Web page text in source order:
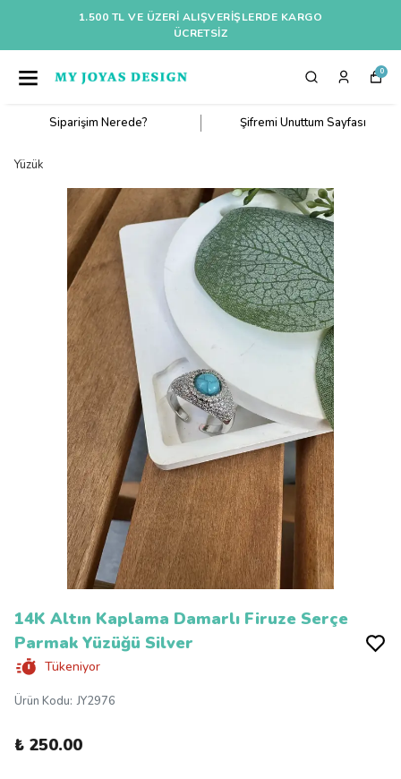
1.500 TL VE ÜZERI ALIŞVERIŞLERDE KARGO
ÜCRETSİZ
0
Siparişim Nerede? Şifremi Unuttum Sayfası
Yüzük
14K Altın Kaplama Damarlı Firuze Serçe
Parmak Yüzüğü Silver
Tükeniyor
Ürün Kodu: JY2976
₺ 250.00